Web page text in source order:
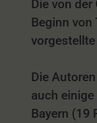
Die von
Beginn von
Die
auch
Bayern (19